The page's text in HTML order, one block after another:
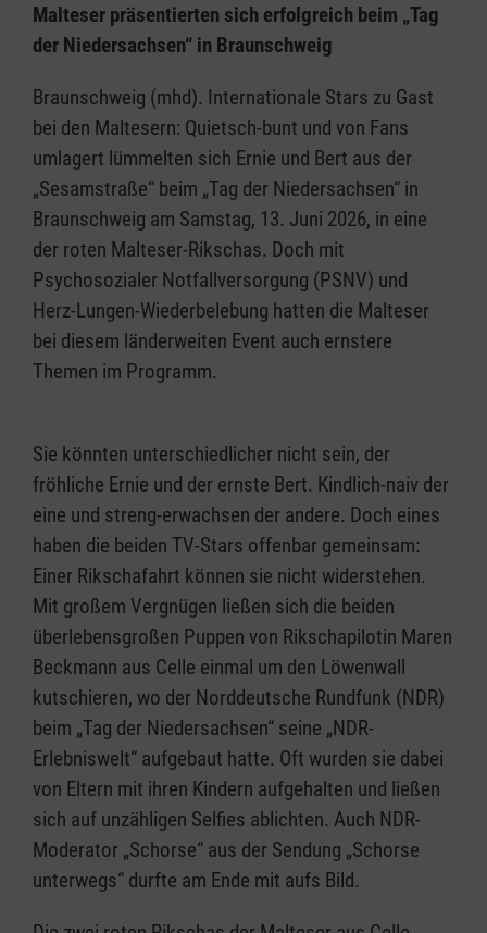
Malteser präsentierten sich erfolgreich beim „Tag
der Niedersachsen“ in Braunschweig
Braunschweig (mhd). Internationale Stars zu Gast
bei den Maltesern: Quietsch-bunt und von Fans
umlagert lümmelten sich Ernie und Bert aus der
„Sesamstraße“ beim „Tag der Niedersachsen“ in
Braunschweig am Samstag, 13. Juni 2026, in eine
der roten Malteser-Rikschas. Doch mit
Psychosozialer Notfallversorgung (PSNV) und
Herz-Lungen-Wiederbelebung hatten die Malteser
bei diesem länderweiten Event auch ernstere
Themen im Programm.
Sie könnten unterschiedlicher nicht sein, der
fröhliche Ernie und der ernste Bert. Kindlich-naiv der
eine und streng-erwachsen der andere. Doch eines
haben die beiden TV-Stars offenbar gemeinsam:
Einer Rikschafahrt können sie nicht widerstehen.
Mit großem Vergnügen ließen sich die beiden
überlebensgroßen Puppen von Rikschapilotin Maren
Beckmann aus Celle einmal um den Löwenwall
kutschieren, wo der Norddeutsche Rundfunk (NDR)
beim „Tag der Niedersachsen“ seine „NDR-
Erlebniswelt“ aufgebaut hatte. Oft wurden sie dabei
von Eltern mit ihren Kindern aufgehalten und ließen
sich auf unzähligen Selfies ablichten. Auch NDR-
Moderator „Schorse“ aus der Sendung „Schorse
unterwegs“ durfte am Ende mit aufs Bild.